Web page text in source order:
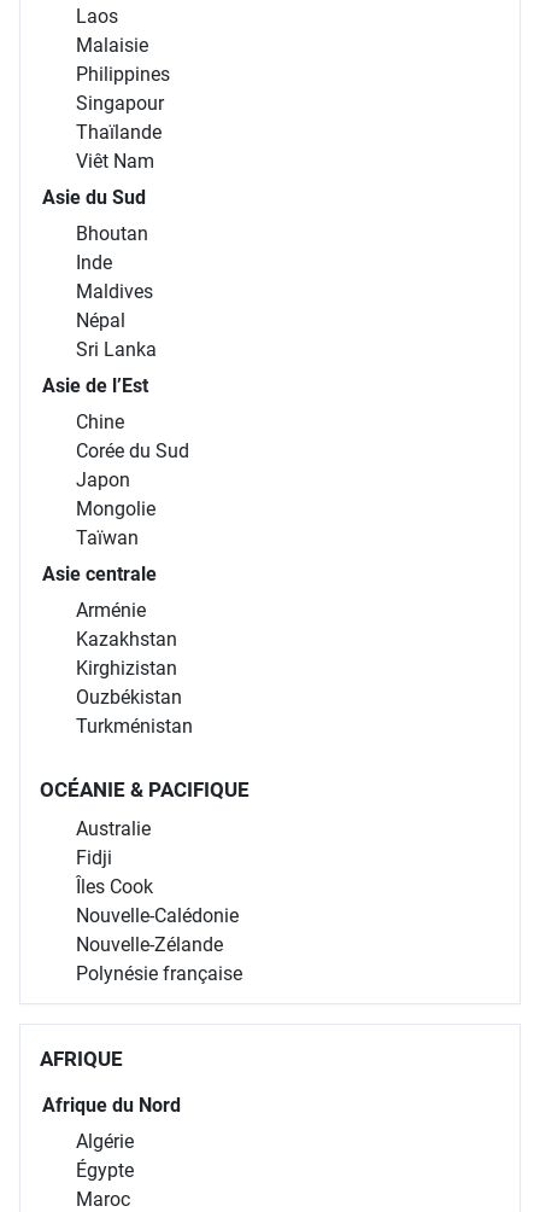
Laos
Malaisie
Philippines
Singapour
Thaïlande
Viêt Nam
Asie du Sud
Bhoutan
Inde
Maldives
Népal
Sri Lanka
Asie de l’Est
Chine
Corée du Sud
Japon
Mongolie
Taïwan
Asie centrale
Arménie
Kazakhstan
Kirghizistan
Ouzbékistan
Turkménistan
OCÉANIE & PACIFIQUE
Australie
Fidji
Îles Cook
Nouvelle-Calédonie
Nouvelle-Zélande
Polynésie française
AFRIQUE
Afrique du Nord
Algérie
Égypte
Maroc